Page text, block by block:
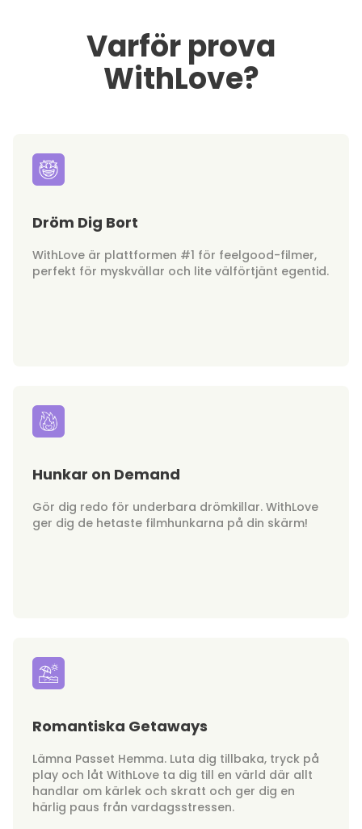
Varför prova
WithLove?
Dröm Dig Bort
WithLove är plattformen #1 för feelgood-filmer,
perfekt för myskvällar och lite välförtjänt egentid.
Hunkar on Demand
Gör dig redo för underbara drömkillar. WithLove
ger dig de hetaste filmhunkarna på din skärm!
Romantiska Getaways
Lämna Passet Hemma. Luta dig tillbaka, tryck på
play och låt WithLove ta dig till en värld där allt
handlar om kärlek och skratt och ger dig en
härlig paus från vardagsstressen.